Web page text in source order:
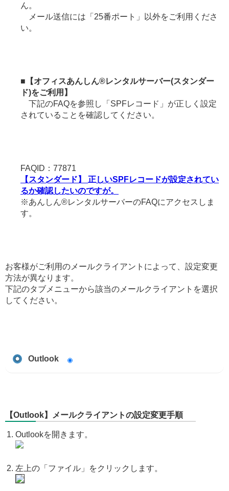
ん。
メール送信には「25番ポート」以外をご利用くださ
い。
■ 【オフィスあんしん®レンタルサーバー(スタンダー
ド)をご利用】
下記のFAQを参照し「SPFレコード」が正しく設定
されていることを確認してください。
FAQID：77871
【スタンダード】 正しいSPFレコードが設定されてい
るか確認したいのですが。
※あんしん®レンタルサーバーのFAQにアクセスしま
す。
お客様がご利用のメールクライアントによって、設定変更
方法が異なります。
下記のタブメニューから該当のメールクライアントを選択
してください。
Outlook
【Outlook】メールクライアントの設定変更手順
Outlookを開きます。
左上の「ファイル」をクリックします。